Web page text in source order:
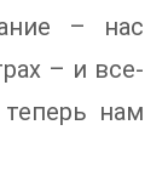
– нас
– и все-
нам